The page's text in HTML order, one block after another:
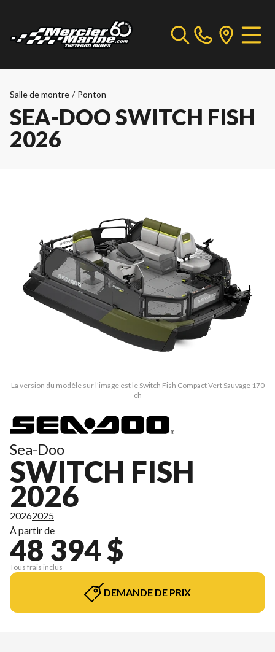
Salle de montre / Ponton
SEA-DOO SWITCH FISH
2026
La version du modèle sur l'image est le Switch Fish Compact Vert Sauvage 170
ch
Sea-Doo
SWITCH FISH
2026
20262025
À partir de
48 394 $
Tous frais inclus
DEMANDE DE PRIX